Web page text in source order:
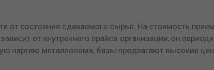
состояния сдаваемого сырье. На стоимость
от внутреннего прайса организации, он
партию металлолома, базы предлагают высокие